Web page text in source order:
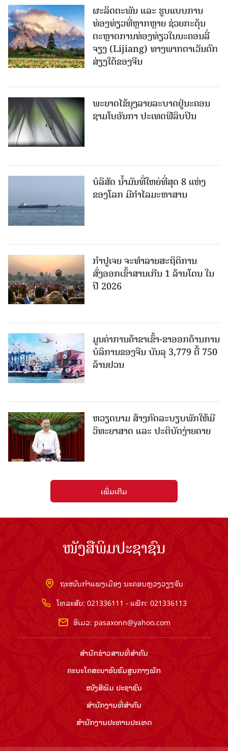
ຜະລິດຕະພັນ ແລະ ຮູບແບບການ
ທ່ອງທ່ຽວທີ່ຫຼາກຫຼາຍ ຊ່ວຍກະຕຸ້ນ
ຕະຫຼາດການທ່ອງທ່ຽວໃນນະຄອນລີ່
ຈຽງ (Lijiang) ທາງພາກຕາເວັນຕົກ
ສ່ຽງໃຕ້ຂອງຈີນ
ພະຍາດໄຂ້ຍຸງລາຍລະບາດຢູ່ນະຄອນ
ຊາມໂບ​ອັນກາ ປະເທດຟີລິບປິນ
ບໍລິສັດ ນ້ຳມັນທີ່ໃຫຍ່ທີ່ສຸດ 8 ແຫ່ງ
ຂອງໂລກ ມີກຳໄລມະຫາສານ
ກຳປູເຈຍ ຈະທຳລາຍສະຖິຕິການ
ສົ່ງອອກເຂົ້າສານເກີນ 1 ລ້ານໂຕນ ໃນ
ປີ 2026
ມູນຄ່າການຄ້າຂາເຂົ້າ-ຂາອອກດ້ານການ
ບໍລິການຂອງຈີນ ບັນລຸ 3,779 ຕື້ 750
ລ້ານຢວນ
ຫວຽດນາມ ສ້າງກົດລະບຽບພັກໃຫ້ມີ
ວິທະຍາສາດ ແລະ ປະຕິບັດງ່າຍດາຍ
ເພີ່ມເຕີມ
ໜັງສືພິມປະຊາຊົນ
ຖະໜົນກຳແພງເມືອງ ນະຄອນຫຼວງວຽງຈັນ
ໂທລະສັບ: 021336111 - ແຟັກ: 021336113
ອີເມວ: pasaxonn@yahoo.com
ສຳ​ນັກ​ຂ່າວ​ສານ​ທີ່​ສຳ​ຄັນ​
ຄະນະໂຄສະນາອົບຮົມ​ສູນ​ກາງ​ພັກ
ໜັງສືພິມ ປະ​ຊາ​ຊົນ
ສຳ​ນັກ​ງານ​ທີ່​ສຳ​ຄັນ
ສຳ​ນັກ​ງານ​ປະ​ທານ​ປະ​ເທດ